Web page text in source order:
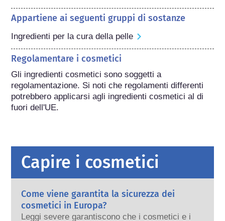
Appartiene ai seguenti gruppi di sostanze
Ingredienti per la cura della pelle
Regolamentare i cosmetici
Gli ingredienti cosmetici sono soggetti a
regolamentazione. Si noti che regolamenti differenti
potrebbero applicarsi agli ingredienti cosmetici al di
fuori dell'UE.
Capire i cosmetici
Come viene garantita la sicurezza dei
cosmetici in Europa?
Leggi severe garantiscono che i cosmetici e i